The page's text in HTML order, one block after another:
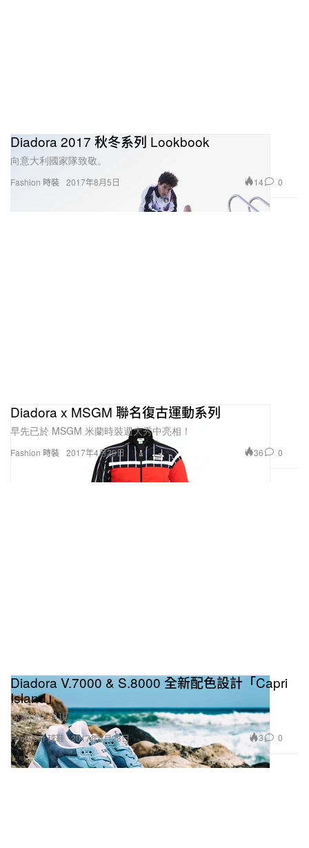
Fashion 時裝
Diadora 2017 秋冬系列 Lookbook
向意大利國家隊致敬。
2017年8月5日 14 0
Fashion 時裝
Diadora x MSGM 聯名復古運動系列
早先已於 MSGM 米蘭時裝週大秀中亮相！
2017年4月29日 36 0
Footwear 球鞋
Diadora V.7000 & S.8000 全新配色設計「Capri
Island」
深邃海藍呈現。
2017年3月28日 3 0